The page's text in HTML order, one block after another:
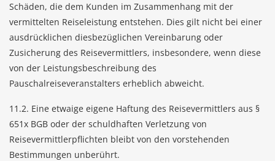
Schäden, die dem Kunden im Zusammenhang mit der
vermittelten Reiseleistung entstehen. Dies gilt nicht bei einer
ausdrücklichen diesbezüglichen Vereinbarung oder
Zusicherung des Reisevermittlers, insbesondere, wenn diese
von der Leistungsbeschreibung des
Pauschalreiseveranstalters erheblich abweicht.
11.2. Eine etwaige eigene Haftung des Reisevermittlers aus §
651x BGB oder der schuldhaften Verletzung von
Reisevermittlerpflichten bleibt von den vorstehenden
Bestimmungen unberührt.